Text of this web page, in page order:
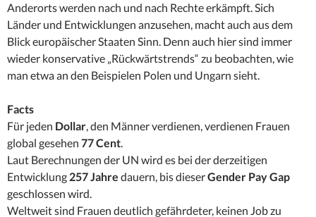
Anderorts werden nach und nach Rechte erkämpft. Sich
Länder und Entwicklungen anzusehen, macht auch aus dem
Blick europäischer Staaten Sinn. Denn auch hier sind immer
wieder konservative „Rückwärtstrends“ zu beobachten, wie
man etwa an den Beispielen Polen und Ungarn sieht.
Facts
Für jeden Dollar, den Männer verdienen, verdienen Frauen
global gesehen 77 Cent.
Laut Berechnungen der UN wird es bei der derzeitigen
Entwicklung 257 Jahre dauern, bis dieserGender Pay Gap
geschlossen wird.
Weltweit sind Frauen deutlich gefährdeter, keinen Job zu